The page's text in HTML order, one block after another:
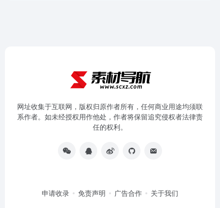
网址收集于互联网，版权归原作者所有，任何商业用途均须联
系作者。如未经授权用作他处，作者将保留追究侵权者法律责
任的权利。
申请收录 免责声明 广告合作 关于我们